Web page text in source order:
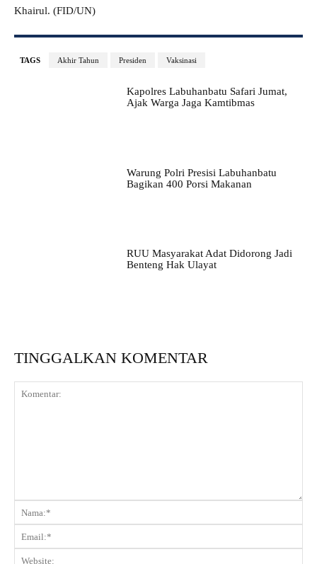
Khairul. (FID/UN)
TAGS Akhir Tahun Presiden Vaksinasi
Kapolres Labuhanbatu Safari Jumat,
Ajak Warga Jaga Kamtibmas
Warung Polri Presisi Labuhanbatu
Bagikan 400 Porsi Makanan
RUU Masyarakat Adat Didorong Jadi
Benteng Hak Ulayat
TINGGALKAN KOMENTAR
Komentar: